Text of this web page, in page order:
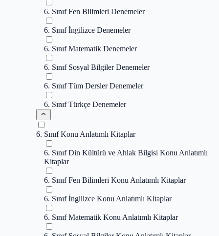
6. Sınıf Fen Bilimleri Denemeler
6. Sınıf İngilizce Denemeler
6. Sınıf Matematik Denemeler
6. Sınıf Sosyal Bilgiler Denemeler
6. Sınıf Tüm Dersler Denemeler
6. Sınıf Türkçe Denemeler
6. Sınıf Konu Anlatımlı Kitaplar
6. Sınıf Din Kültürü ve Ahlak Bilgisi Konu Anlatımlı
Kitaplar
6. Sınıf Fen Bilimleri Konu Anlatımlı Kitaplar
6. Sınıf İngilizce Konu Anlatımlı Kitaplar
6. Sınıf Matematik Konu Anlatımlı Kitaplar